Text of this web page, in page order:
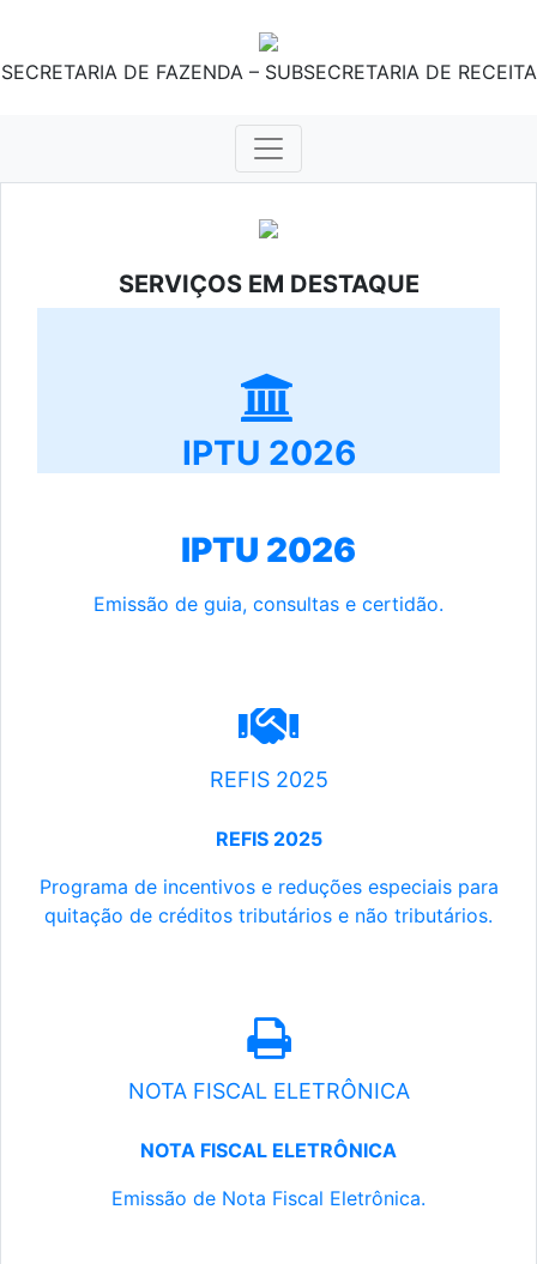
SECRETARIA DE FAZENDA – SUBSECRETARIA DE RECEITA
SERVIÇOS EM DESTAQUE
IPTU 2026
IPTU 2026
Emissão de guia, consultas e certidão.
REFIS 2025
REFIS 2025
Programa de incentivos e reduções especiais para
quitação de créditos tributários e não tributários.
NOTA FISCAL ELETRÔNICA
NOTA FISCAL ELETRÔNICA
Emissão de Nota Fiscal Eletrônica.